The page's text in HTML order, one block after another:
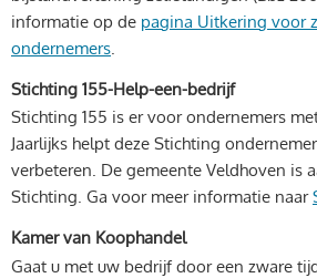
informatie op de pagina Uitkering voor
ondernemers
Stichting 155-Help-een-bedrijf
Stichting 155 is er voor ondernemers
Jaarlijks helpt deze Stichting
verbeteren. De gemeente Veldhoven is
Stichting. Ga voor meer informatie naar
Kamer van Koophandel
Gaat u met uw bedrijf door een zware